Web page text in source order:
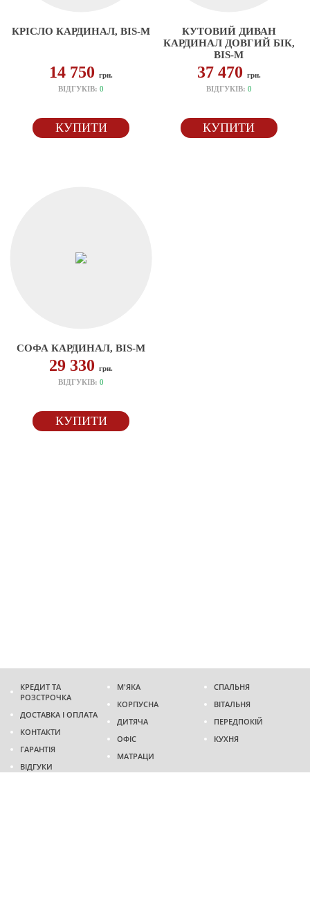
КРІСЛО КАРДИНАЛ, BIS-M
14 750грн.
ВІДГУКІВ:0
КУПИТИ
КУТОВИЙ ДИВАН
КАРДИНАЛ ДОВГИЙ БІК,
BIS-M
37 470 грн.
ВІДГУКІВ: 0
КУПИТИ
СОФА КАРДИНАЛ, BIS-M
29 330грн.
ВІДГУКІВ:0
КУПИТИ
КРЕДИТ ТА
РОЗСТРОЧКА
ДОСТАВКА І ОПЛАТА
КОНТАКТИ
ГАРАНТІЯ
ВІДГУКИ
М'ЯКА
КОРПУСНА
ДИТЯЧА
ОФІС
МАТРАЦИ
СПАЛЬНЯ
ВІТАЛЬНЯ
ПЕРЕДПОКІЙ
КУХНЯ